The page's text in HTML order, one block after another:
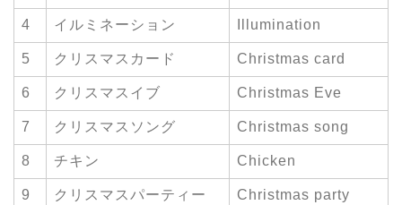
4 イルミネーション Illumination
5 クリスマスカード Christmas card
6 クリスマスイブ Christmas Eve
7 クリスマスソング Christmas song
8 チキン Chicken
9 クリスマスパーティー Christmas party